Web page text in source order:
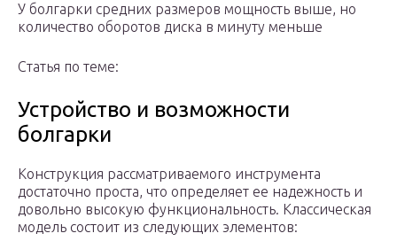
У болгарки средних размеров мощность выше, но
количество оборотов диска в минуту меньше
Статья по теме:
Устройство и возможности
болгарки
Конструкция рассматриваемого инструмента
достаточно проста, что определяет ее надежность и
довольно высокую функциональность. Классическая
модель состоит из следующих элементов: